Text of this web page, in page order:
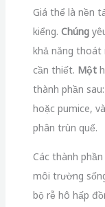
Giá thể là nền
kiểng. Chúng
khả năng
cần thiết. Một
thành phần
hoặc pumice,
phân trùn quế.
Các thành
môi trường
bộ rễ hô hấp